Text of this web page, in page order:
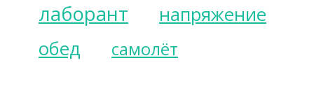
лаборант
напряжение
обед
самолёт